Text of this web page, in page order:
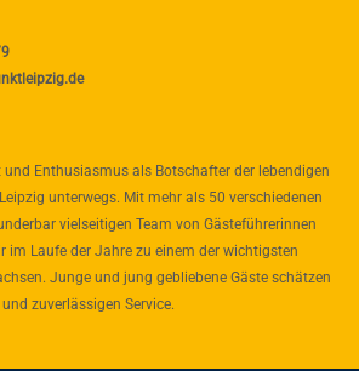
Enthusiasmus als Botschafter der lebendigen
unterwegs. Mit mehr als 50 verschiedenen
vielseitigen Team von Gästeführerinnen
im Laufe der Jahre zu einem der wichtigsten
Junge und jung gebliebene Gäste schätzen
zuverlässigen Service.